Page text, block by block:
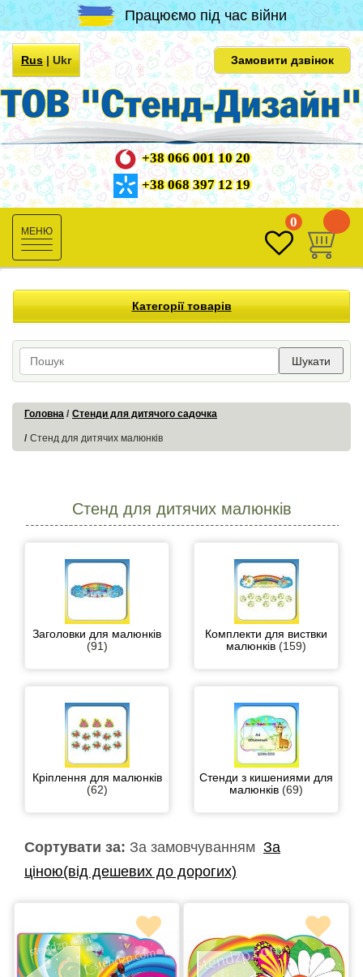
Працюємо під час війни
Rus|Ukr Замовити дзвінок
+38 066 001 10 20
+38 068 397 12 19
Toggle
navigation
0
Категорії товарів
Шукати
Головна Стенди для дитячого садочка
Стенд для дитячих малюнків
Стенд для дитячих малюнків
Заголовки для малюнків
(91)
Комплекти для виствки
малюнків (159)
Кріплення для малюнків
(62)
Стенди з кишениями для
малюнків (69)
Сортувати за: За замовчуванням За
ціною(від дешевих до дорогих)